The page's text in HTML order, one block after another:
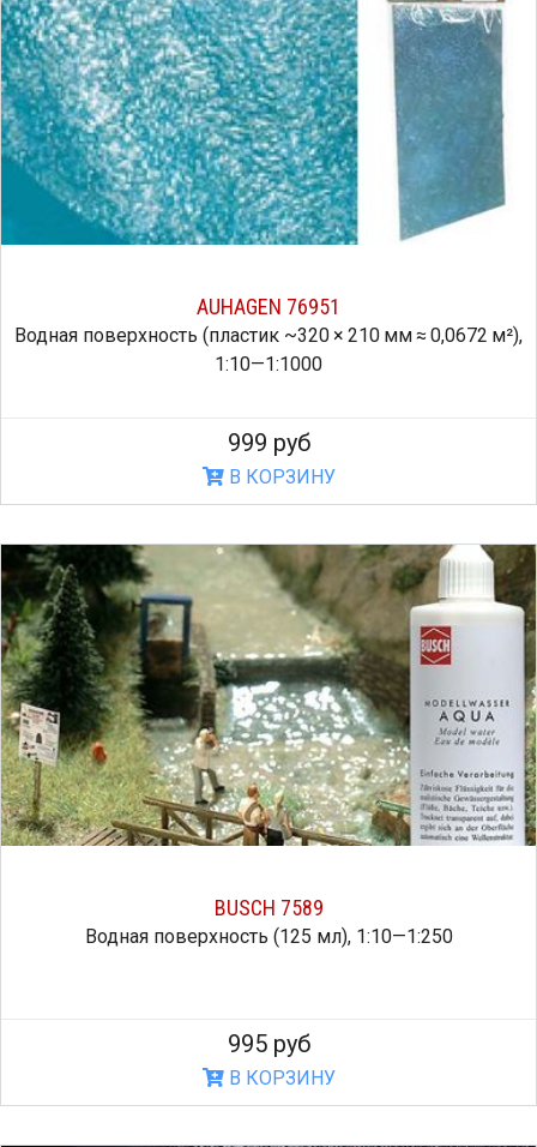
AUHAGEN 76951
Водная поверхность (пластик ~320 × 210 мм ≈ 0,0672 м²),
1:10—1:1000
999 руб
В КОРЗИНУ
BUSCH 7589
Водная поверхность (125 мл), 1:10—1:250
995 руб
В КОРЗИНУ